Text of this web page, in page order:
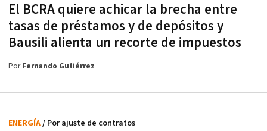
El BCRA quiere achicar la brecha entre
tasas de préstamos y de depósitos y
Bausili alienta un recorte de impuestos
PorFernando Gutiérrez
ENERGÍA/ Por ajuste de contratos